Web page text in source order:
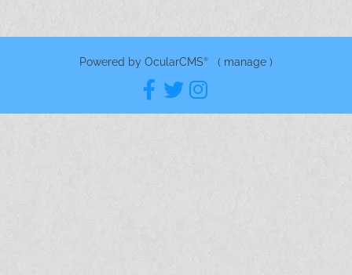
Powered by OcularCMS®( manage)